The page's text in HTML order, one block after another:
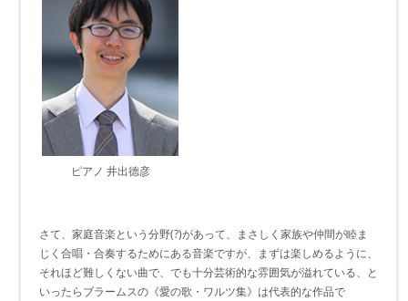
ピアノ 井出德彦
さて、家庭音楽という分野(?)があって、まさしく家族や仲間が睦ま
じく合唱・合奏するためにある音楽ですが、まずは楽しめるように、
それほど難しくない曲で、でも十分芸術的な雰囲気が溢れている、と
いったらブラームスの《愛の歌・ワルツ集》は代表的な作品で